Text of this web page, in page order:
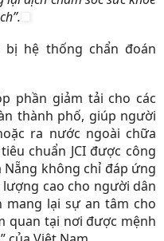
hệ thống chẩn đoán
phần giảm tải cho các
thành phố, giúp người
ra nước ngoài chữa
chuẩn JCI được công
không chỉ đáp ứng
cao cho người dân
lại sự an tâm cho
quan tại nơi được mệnh